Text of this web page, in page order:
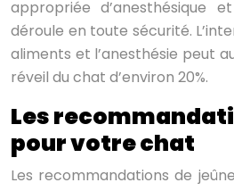
appropriée d’anesthésique
déroule en toute sécurité.
aliments et l’anesthésie peut
réveil du chat d’environ 20%.
Les
pour votre chat
Les recommandations de